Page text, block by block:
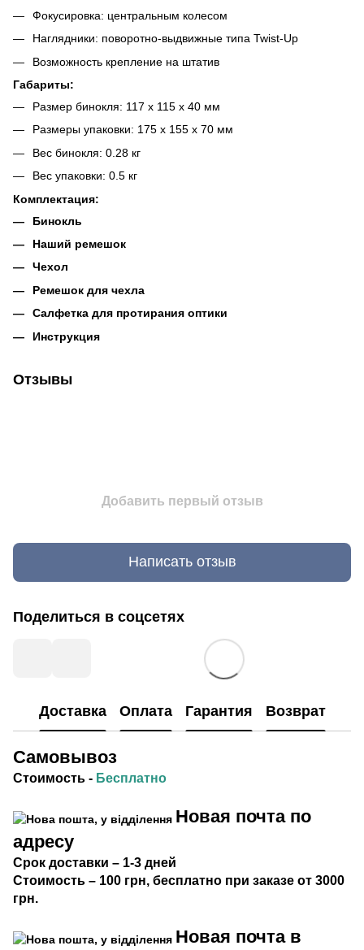
Фокусировка: центральным колесом
Наглядники: поворотно-выдвижные типа Twist-Up
Возможность крепление на штатив
Габариты:
Размер бинокля: 117 х 115 х 40 мм
Размеры упаковки: 175 x 155 x 70 мм
Вес бинокля: 0.28 кг
Вес упаковки: 0.5 кг
Комплектация:
Бинокль
Наший ремешок
Чехол
Ремешок для чехла
Салфетка для протирания оптики
Инструкция
Отзывы
Добавить первый отзыв
Написать отзыв
Поделиться в соцсетях
Доставка Оплата Гарантия Возврат
Самовывоз
Стоимость - Бесплатно
Новая почта по
адресу
Срок доставки – 1-3 дней
Стоимость – 100 грн, бесплатно при заказе от 3000
грн.
Новая почта в